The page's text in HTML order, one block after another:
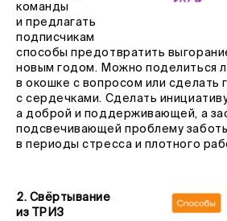
команды
и предлагать
подписчикам
способы предотвратить
новым годом. Можно поделиться
в окошке с вопросом или сделать
с сердечками. Сделать
а доброй и поддерживающей, а
подсвечивающей проблему
в периоды стресса и плотного
2. Свёртывание
из ТРИЗ